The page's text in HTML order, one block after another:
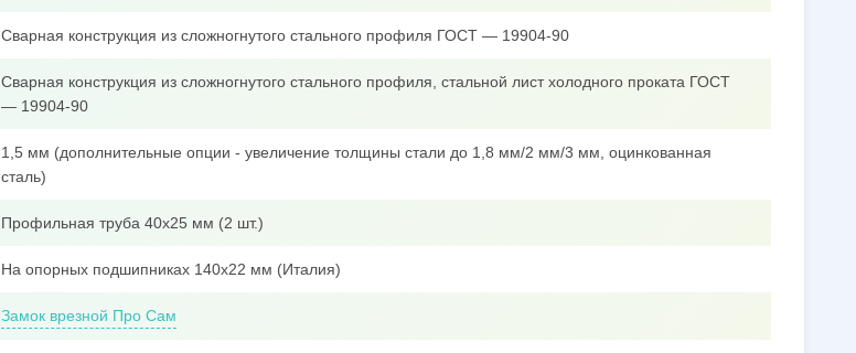
Сварная конструкция из сложногнутого стального профиля ГОСТ — 19904-90
Сварная конструкция из сложногнутого стального профиля, стальной лист холодного проката ГОСТ
— 19904-90
1,5 мм (дополнительные опции - увеличение толщины стали до 1,8 мм/2 мм/3 мм, оцинкованная
сталь)
Профильная труба 40x25 мм (2 шт.)
На опорных подшипниках 140х22 мм (Италия)
Замок врезной Про Сам